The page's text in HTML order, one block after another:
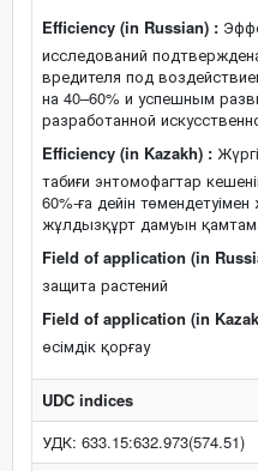
Efficiency (in Russian) :
исследований
вредителя под
на 40–60% и успешным
разработанной
Efficiency (in Kazakh) :
табиғи энтомофагтар
60%-ға дейін
жұлдызқұрт дамуын
Field of application (in
защита растений
Field of application (in
өсімдік қорғау
UDC indices
УДК: 633.15:632.973(574.51)